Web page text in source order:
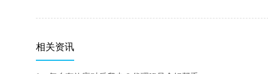
相关资讯